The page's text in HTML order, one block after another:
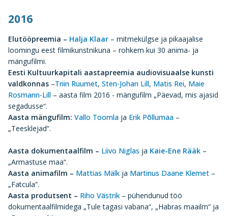
2016
Elutööpreemia – Halja Klaar – mitmekülgse ja pikaajalise
loomingu eest filmikunstnikuna – rohkem kui 30 anima- ja
mängufilmi.
Eesti Kultuurkapitali aastapreemia audiovisuaalse kunsti
valdkonnas –Triin Ruumet, Sten-Johan Lill, Matis Rei, Maie
Rosmann-Lill – aasta film 2016 - mängufilm „Päevad, mis ajasid
segadusse“.
Aasta mängufilm: Vallo Toomla ja Erik Põllumaa –
„Teesklejad“.
Aasta dokumentaalfilm – Liivo Niglas ja Kaie-Ene Rääk –
„Armastuse maa“.
Aasta animafilm – Mattias Mälk ja Martinus Daane Klemet –
„Fatcula“.
Aasta produtsent – Riho Västrik – pühendunud töö
dokumentaalfilmidega „Tule tagasi vabana“, „Habras maailm“ ja